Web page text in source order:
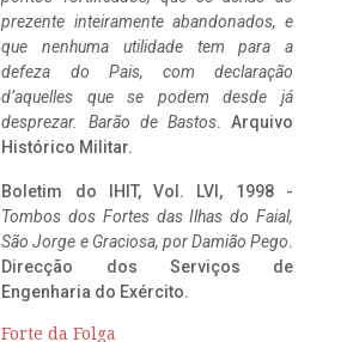
prezente inteiramente abandonados, e
que nenhuma utilidade tem para a
defeza do Pais, com declaração
d’aquelles que se podem desde já
desprezar. Barão de Bastos. Arquivo
Histórico Militar.
Boletim do IHIT, Vol. LVI, 1998 -
Tombos dos Fortes das Ilhas do Faial,
São Jorge e Graciosa, por Damião Pego.
Direcção dos Serviços de
Engenharia do Exército.
Forte da Folga